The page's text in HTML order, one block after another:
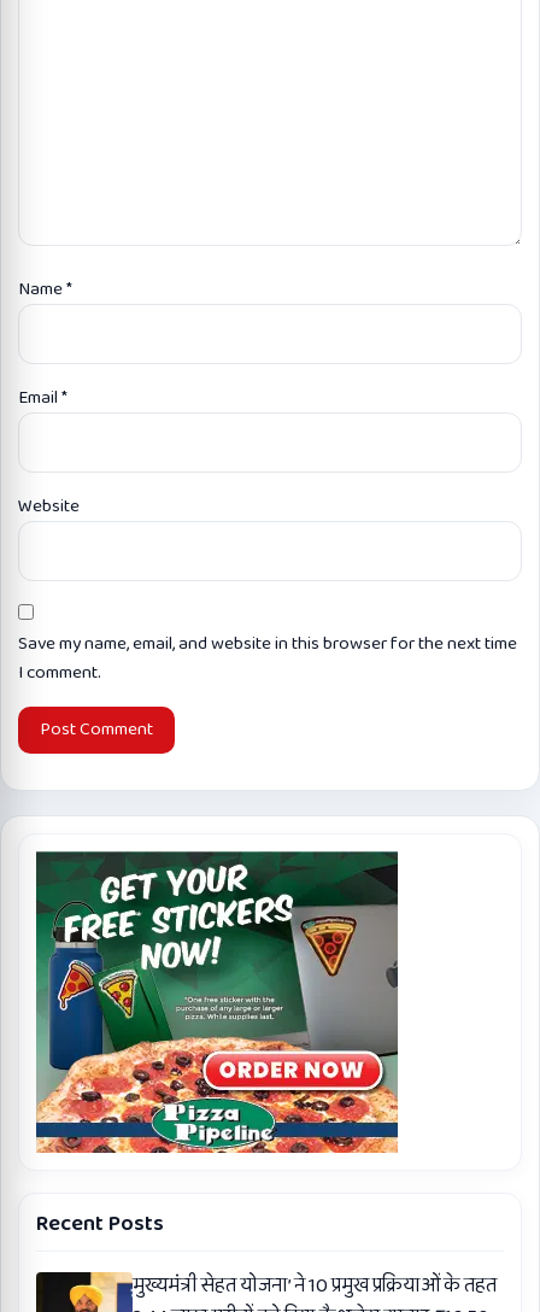
Name*
Email*
Website
Save my name, email, and website in this browser for the next time
I comment.
Recent Posts
मुख्यमंत्री सेहत योजना’ ने 10 प्रमुख प्रक्रियाओं के तहत